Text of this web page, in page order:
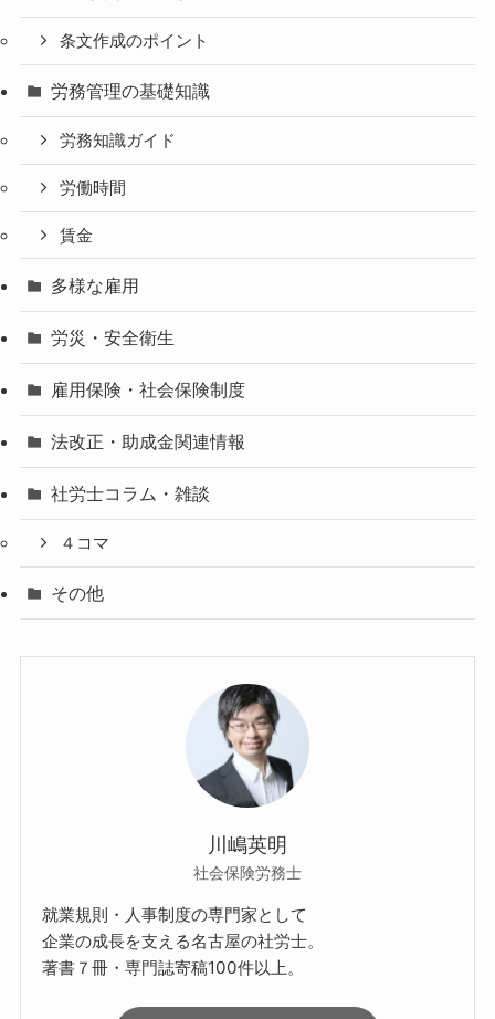
条文作成のポイント
労務管理の基礎知識
労務知識ガイド
労働時間
賃金
多様な雇用
労災・安全衛生
雇用保険・社会保険制度
法改正・助成金関連情報
社労士コラム・雑談
４コマ
その他
川嶋英明
社会保険労務士
就業規則・人事制度の専門家として
企業の成長を支える名古屋の社労士。
著書７冊・専門誌寄稿100件以上。